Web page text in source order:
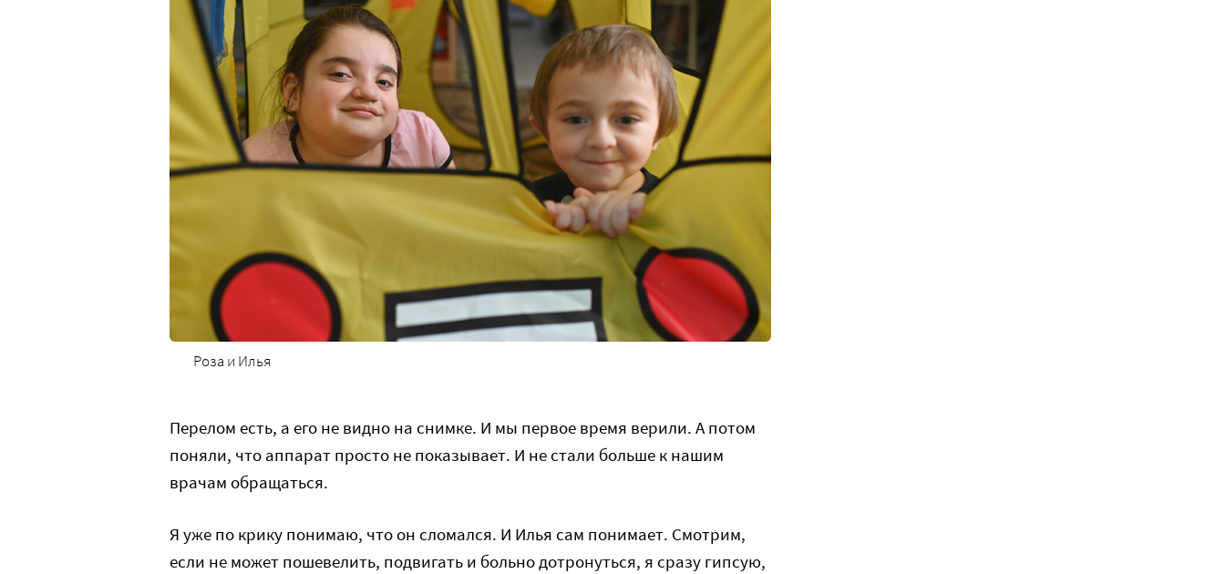
Роза и Илья
Перелом есть, а его не видно на снимке. И мы первое время верили. А потом
поняли, что аппарат просто не показывает. И не стали больше к нашим
врачам обращаться.
Я уже по крику понимаю, что он сломался. И Илья сам понимает. Смотрим,
если не может пошевелить, подвигать и больно дотронуться, я сразу гипсую,